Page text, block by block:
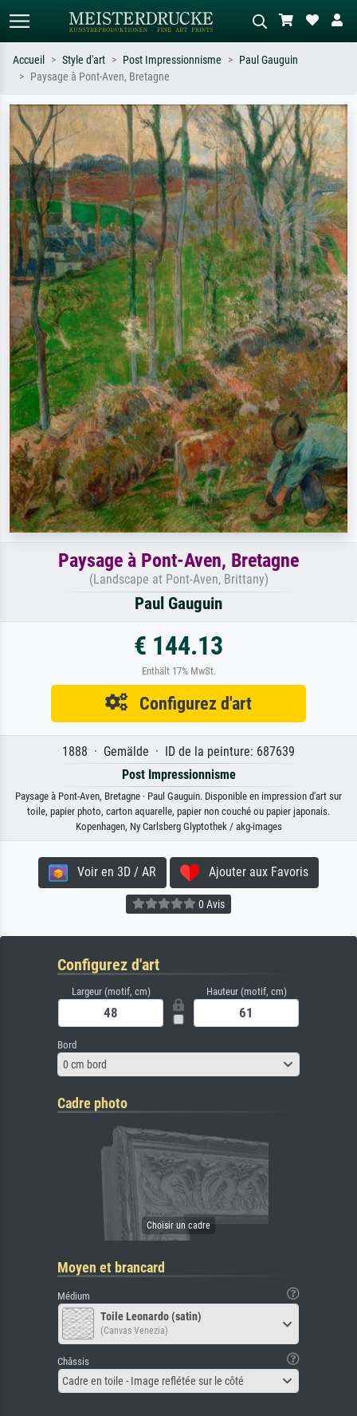
Recherchez par artiste, titre ou style –
ex. Monet, Nuit étoilée,
impressionnisme, vague de Hokusai,
nu.
Décrivez la scène – ex. prairie verte,
abstrait avec beaucoup de rouge,
tableau sombre, nu debout près d'un
arbre.
Accueil Style d'art Post Impressionnisme
Paul Gauguin
Paysage à Pont-Aven, Bretagne
Paysage à Pont-Aven, Bretagne
(Landscape at Pont-Aven, Brittany)
Paul Gauguin
€ 144.13
Enthält 17% MwSt.
Configurez d'art
1888 · Gemälde · ID de la peinture: 687639
Post Impressionnisme
Paysage à Pont-Aven, Bretagne · Paul Gauguin. Disponible en impression d'art sur
toile, papier photo, carton aquarelle, papier non couché ou papier japonais.
Kopenhagen, Ny Carlsberg Glyptothek / akg-images
Voir en 3D / AR Ajouter aux Favoris
0 Avis
Configurez d'art
Largeur (motif, cm) Hauteur (motif, cm)
Bord
0 cm bord
Cadre photo
Moyen et brancard
Médium
Toile Leonardo (satin)
(Canvas Venezia)
Châssis
Cadre en toile - Image reflétée sur le côté